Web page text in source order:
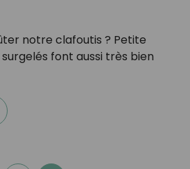
notre clafoutis ? Petite
font aussi très bien